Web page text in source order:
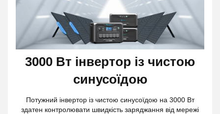
3000 Вт інвертор із чистою
синусоїдою
Потужний інвертор із чистою синусоїдою на 3000 Вт
здатен контролювати швидкість заряджання від мережі